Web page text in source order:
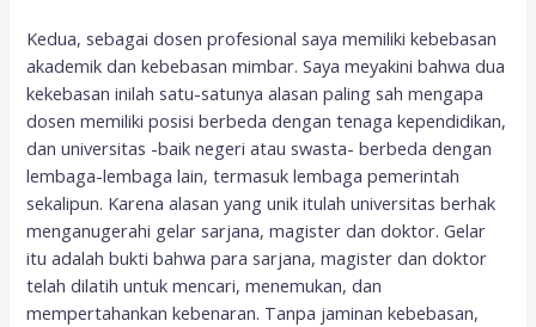
Kedua, sebagai dosen profesional saya memiliki kebebasan
akademik dan kebebasan mimbar. Saya meyakini bahwa dua
kekebasan inilah satu-satunya alasan paling sah mengapa
dosen memiliki posisi berbeda dengan tenaga kependidikan,
dan universitas -baik negeri atau swasta- berbeda dengan
lembaga-lembaga lain, termasuk lembaga pemerintah
sekalipun. Karena alasan yang unik itulah universitas berhak
menganugerahi gelar sarjana, magister dan doktor. Gelar
itu adalah bukti bahwa para sarjana, magister dan doktor
telah dilatih untuk mencari, menemukan, dan
mempertahankan kebenaran. Tanpa jaminan kebebasan,